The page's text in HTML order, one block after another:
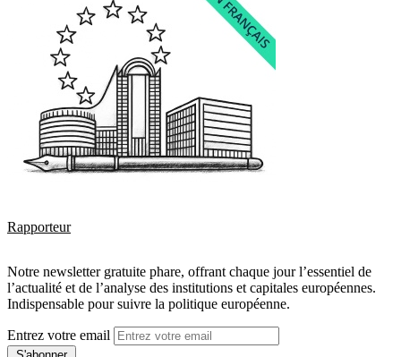
Rapporteur
Notre newsletter gratuite phare, offrant chaque jour l’essentiel de
l’actualité et de l’analyse des institutions et capitales européennes.
Indispensable pour suivre la politique européenne.
Entrez votre email
S'abonner